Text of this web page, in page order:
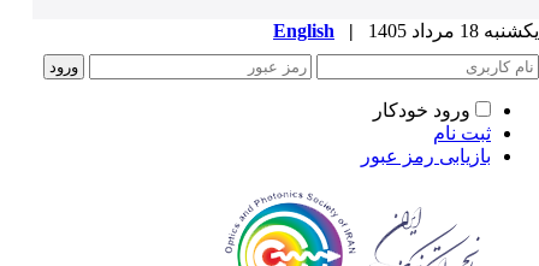
18 مرداد 1405 |
English
ورود خودکار
ثبت نام
بازیابی رمز عبور